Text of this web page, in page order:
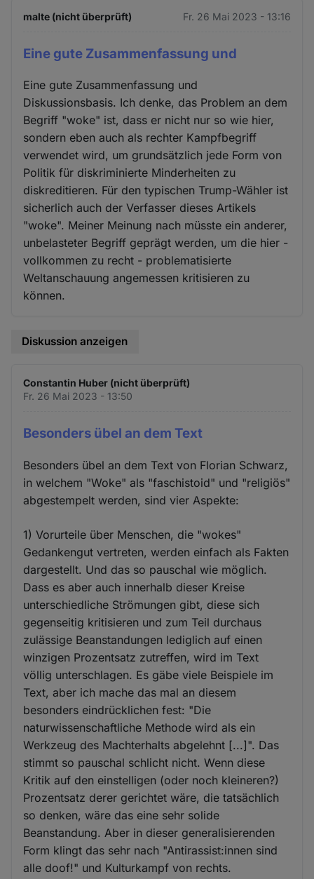
malte (nicht überprüft) Fr. 26 Mai 2023 - 13:16
Eine gute Zusammenfassung und
Eine gute Zusammenfassung und
Diskussionsbasis. Ich denke, das Problem an dem
Begriff "woke" ist, dass er nicht nur so wie hier,
sondern eben auch als rechter Kampfbegriff
verwendet wird, um grundsätzlich jede Form von
Politik für diskriminierte Minderheiten zu
diskreditieren. Für den typischen Trump-Wähler ist
sicherlich auch der Verfasser dieses Artikels
"woke". Meiner Meinung nach müsste ein anderer,
unbelasteter Begriff geprägt werden, um die hier -
vollkommen zu recht - problematisierte
Weltanschauung angemessen kritisieren zu
können.
Diskussion anzeigen
Constantin Huber (nicht überprüft)
Fr. 26 Mai 2023 - 13:50
Besonders übel an dem Text
Besonders übel an dem Text von Florian Schwarz,
in welchem "Woke" als "faschistoid" und "religiös"
abgestempelt werden, sind vier Aspekte:
1) Vorurteile über Menschen, die "wokes"
Gedankengut vertreten, werden einfach als Fakten
dargestellt. Und das so pauschal wie möglich.
Dass es aber auch innerhalb dieser Kreise
unterschiedliche Strömungen gibt, diese sich
gegenseitig kritisieren und zum Teil durchaus
zulässige Beanstandungen lediglich auf einen
winzigen Prozentsatz zutreffen, wird im Text
völlig unterschlagen. Es gäbe viele Beispiele im
Text, aber ich mache das mal an diesem
besonders eindrücklichen fest: "Die
naturwissenschaftliche Methode wird als ein
Werkzeug des Machterhalts abgelehnt [...]". Das
stimmt so pauschal schlicht nicht. Wenn diese
Kritik auf den einstelligen (oder noch kleineren?)
Prozentsatz derer gerichtet wäre, die tatsächlich
so denken, wäre das eine sehr solide
Beanstandung. Aber in dieser generalisierenden
Form klingt das sehr nach "Antirassist:innen sind
alle doof!" und Kulturkampf von rechts.